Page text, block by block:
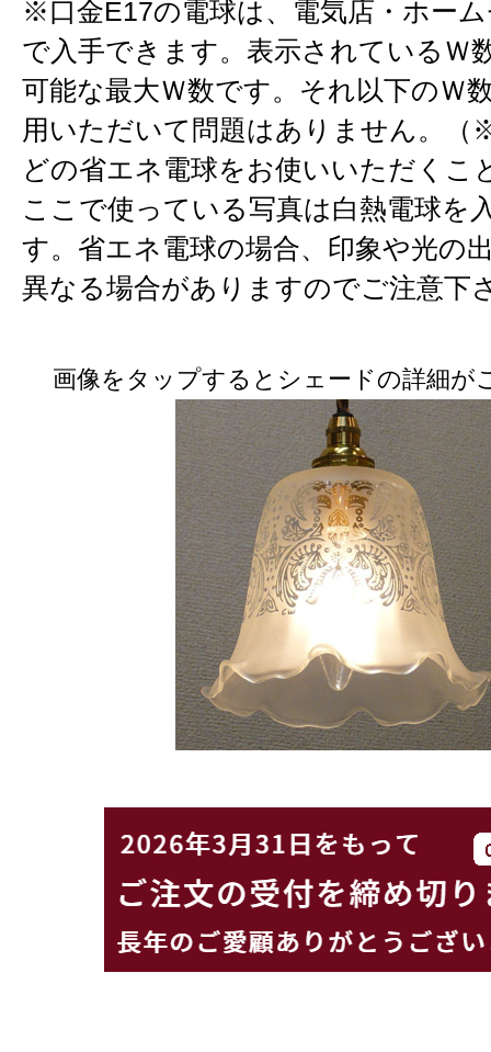
※口金E17の電球は、電気店・ホー
で入手できます。表示されているＷ
可能な最大Ｗ数です。それ以下のＷ
用いただいて問題はありません。（
どの省エネ電球をお使いいただくこ
ここで使っている写真は白熱電球を
す。省エネ電球の場合、印象や光の
異なる場合がありますのでご注意下
画像をタップするとシェードの詳細が